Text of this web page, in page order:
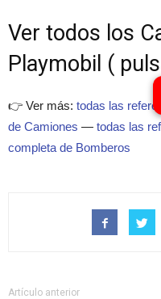
Ver todos los
Playmobil (
👉 Ver más: todas las
de Camiones — todas las
completa de Bomberos
Artículo anterior